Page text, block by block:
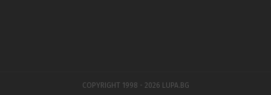
COPYRIGHT 1998 - 2026 LUPA.BG